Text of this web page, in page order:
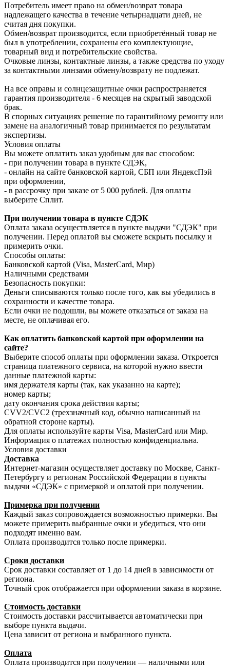
Потребитель имеет право на обмен/возврат товара
надлежащего качества в течение четырнадцати дней, не
считая дня покупки.
Обмен/возврат производится, если приобретённый товар не
был в употреблении, сохранены его комплектующие,
товарный вид и потребительские свойства.
Очковые линзы, контактные линзы, а также средства по уходу
за контактными линзами обмену/возврату не подлежат.
На все оправы и солнцезащитные очки распространяется
гарантия производителя - 6 месяцев на скрытый заводской
брак.
В спорных ситуациях решение по гарантийному ремонту или
замене на аналогичный товар принимается по результатам
экспертизы.
Условия оплаты
Вы можете оплатить заказ удобным для вас способом:
- при получении товара в пункте СДЭК,
- онлайн на сайте банковской картой, СБП или ЯндексПэй
при оформлении,
- в рассрочку при заказе от 5 000 рублей. Для оплаты
выберите Сплит.
При получении товара в пункте СДЭК
Оплата заказа осуществляется в пункте выдачи "СДЭК" при
получении. Перед оплатой вы сможете вскрыть посылку и
примерить очки.
Способы оплаты:
Банковской картой (Visa, MasterCard, Мир)
Наличными средствами
Безопасность покупки:
Деньги списываются только после того, как вы убедились в
сохранности и качестве товара.
Если очки не подошли, вы можете отказаться от заказа на
месте, не оплачивая его.
Как оплатить банковской картой при оформлении на
сайте?
Выберите способ оплаты при оформлении заказа. Откроется
страница платежного сервиса, на которой нужно ввести
данные платежной карты:
имя держателя карты (так, как указанно на карте);
номер карты;
дату окончания срока действия карты;
CVV2/CVC2 (трехзначный код, обычно написанный на
обратной стороне карты).
Для оплаты используйте карты Visa, MasterCard или Мир.
Информация о платежах полностью конфиденциальна.
Условия доставки
Доставка
Интернет-магазин осуществляет доставку по Москве, Санкт-
Петербургу и регионам Российской Федерации в пункты
выдачи «СДЭК» с примеркой и оплатой при получении.
Примерка при получении
Каждый заказ сопровождается возможностью примерки. Вы
можете примерить выбранные очки и убедиться, что они
подходят именно вам.
Оплата производится только после примерки.
Сроки доставки
Срок доставки составляет от 1 до 14 дней в зависимости от
региона.
Точный срок отображается при оформлении заказа в корзине.
Стоимость доставки
Стоимость доставки рассчитывается автоматически при
выборе пункта выдачи.
Цена зависит от региона и выбранного пункта.
Оплата
Оплата производится при получении — наличными или